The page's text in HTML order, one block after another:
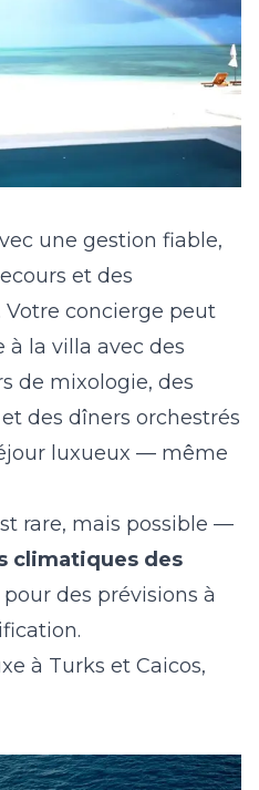
une gestion fiable,
et des
concierge peut
à la villa avec des
de mixologie, des
des dîners orchestrés
luxueux — même
rare, mais possible —
climatiques des
pour des prévisions à
à Turks et Caicos,